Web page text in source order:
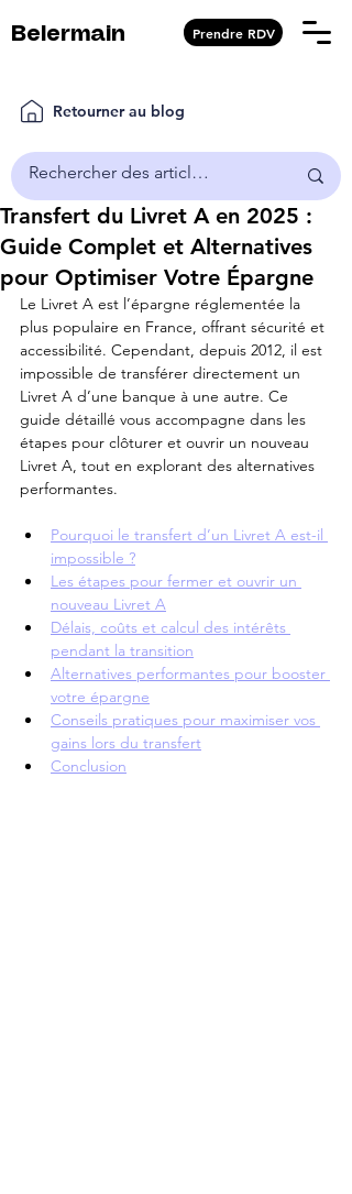
Belermain Prendre RDV
Retourner au blog
Transfert du Livret A en 2025 :
Guide Complet et Alternatives
pour Optimiser Votre Épargne
Le Livret A est l’épargne réglementée la
plus populaire en France, offrant sécurité et
accessibilité. Cependant, depuis 2012, il est
impossible de transférer directement un
Livret A d’une banque à une autre. Ce
guide détaillé vous accompagne dans les
étapes pour clôturer et ouvrir un nouveau
Livret A, tout en explorant des alternatives
performantes.
Pourquoi le transfert d’un Livret A est-il
impossible ?
Les étapes pour fermer et ouvrir un
nouveau Livret A
Délais, coûts et calcul des intérêts
pendant la transition
Alternatives performantes pour booster
votre épargne
Conseils pratiques pour maximiser vos
gains lors du transfert
Conclusion